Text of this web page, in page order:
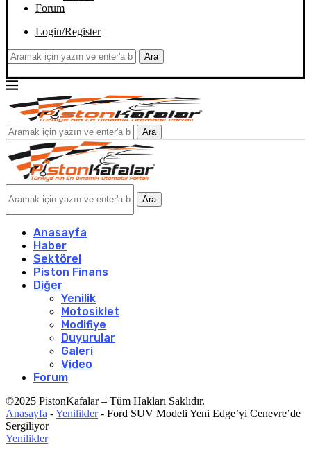
Forum
Login/Register
Ara
Ara
Ara
Anasayfa
Haber
Sektörel
Piston Finans
Diğer
Yenilik
Motosiklet
Modifiye
Duyurular
Galeri
Video
Forum
©2025 PistonKafalar – Tüm Hakları Saklıdır.
Anasayfa -Yenilikler- Ford SUV Modeli Yeni Edge’yi Cenevre’de
Sergiliyor
Yenilikler